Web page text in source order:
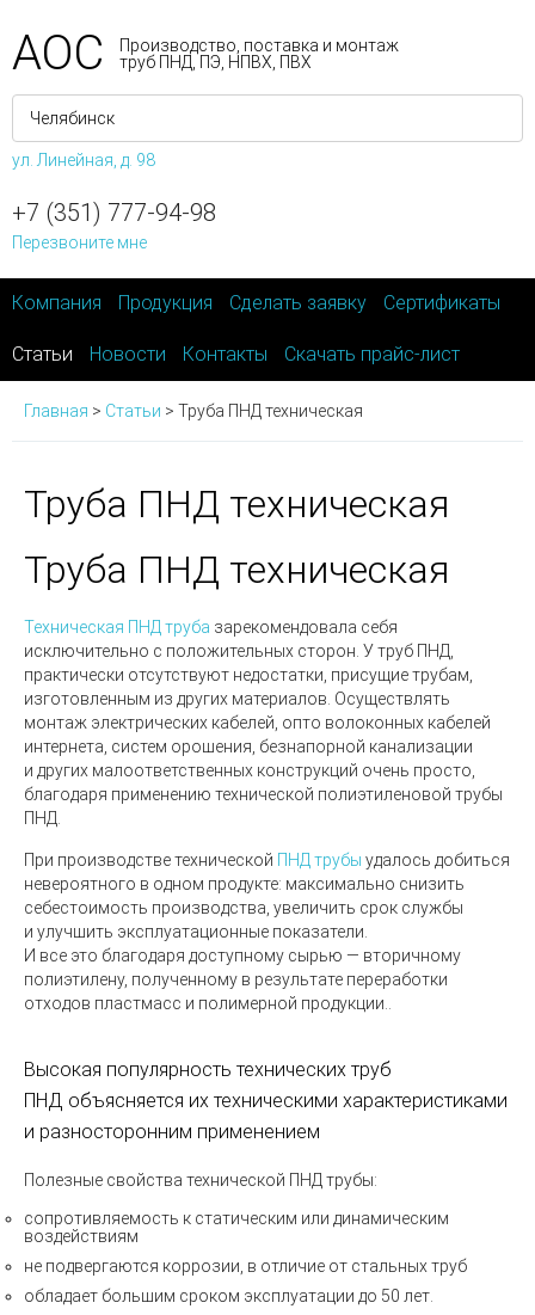
АОС
Производство, поставка и монтаж
труб ПНД, ПЭ, НПВХ, ПВХ
ул. Линейная, д. 98
+7 (351) 777-94-98
Перезвоните мне
Компания Продукция Сделать заявку Сертификаты
Статьи Новости Контакты Скачать прайс-лист
Главная > Статьи > Труба ПНД техническая
Труба ПНД техническая
Труба ПНД техническая
Техническая ПНД труба зарекомендовала себя
исключительно с положительных сторон. У труб ПНД,
практически отсутствуют недостатки, присущие трубам,
изготовленным из других материалов. Осуществлять
монтаж электрических кабелей, опто волоконных кабелей
интернета, систем орошения, безнапорной канализации
и других малоответственных конструкций очень просто,
благодаря применению технической полиэтиленовой трубы
ПНД.
При производстве технической ПНД трубы удалось добиться
невероятного в одном продукте: максимально снизить
себестоимость производства, увеличить срок службы
и улучшить эксплуатационные показатели.
И все это благодаря доступному сырью — вторичному
полиэтилену, полученному в результате переработки
отходов пластмасс и полимерной продукции.
Высокая популярность технических труб
ПНД объясняется их техническими характеристиками
и разносторонним применением
Полезные свойства технической ПНД трубы:
сопротивляемость к статическим или динамическим
воздействиям
не подвергаются коррозии, в отличие от стальных труб
обладает большим сроком эксплуатации до 50 лет.